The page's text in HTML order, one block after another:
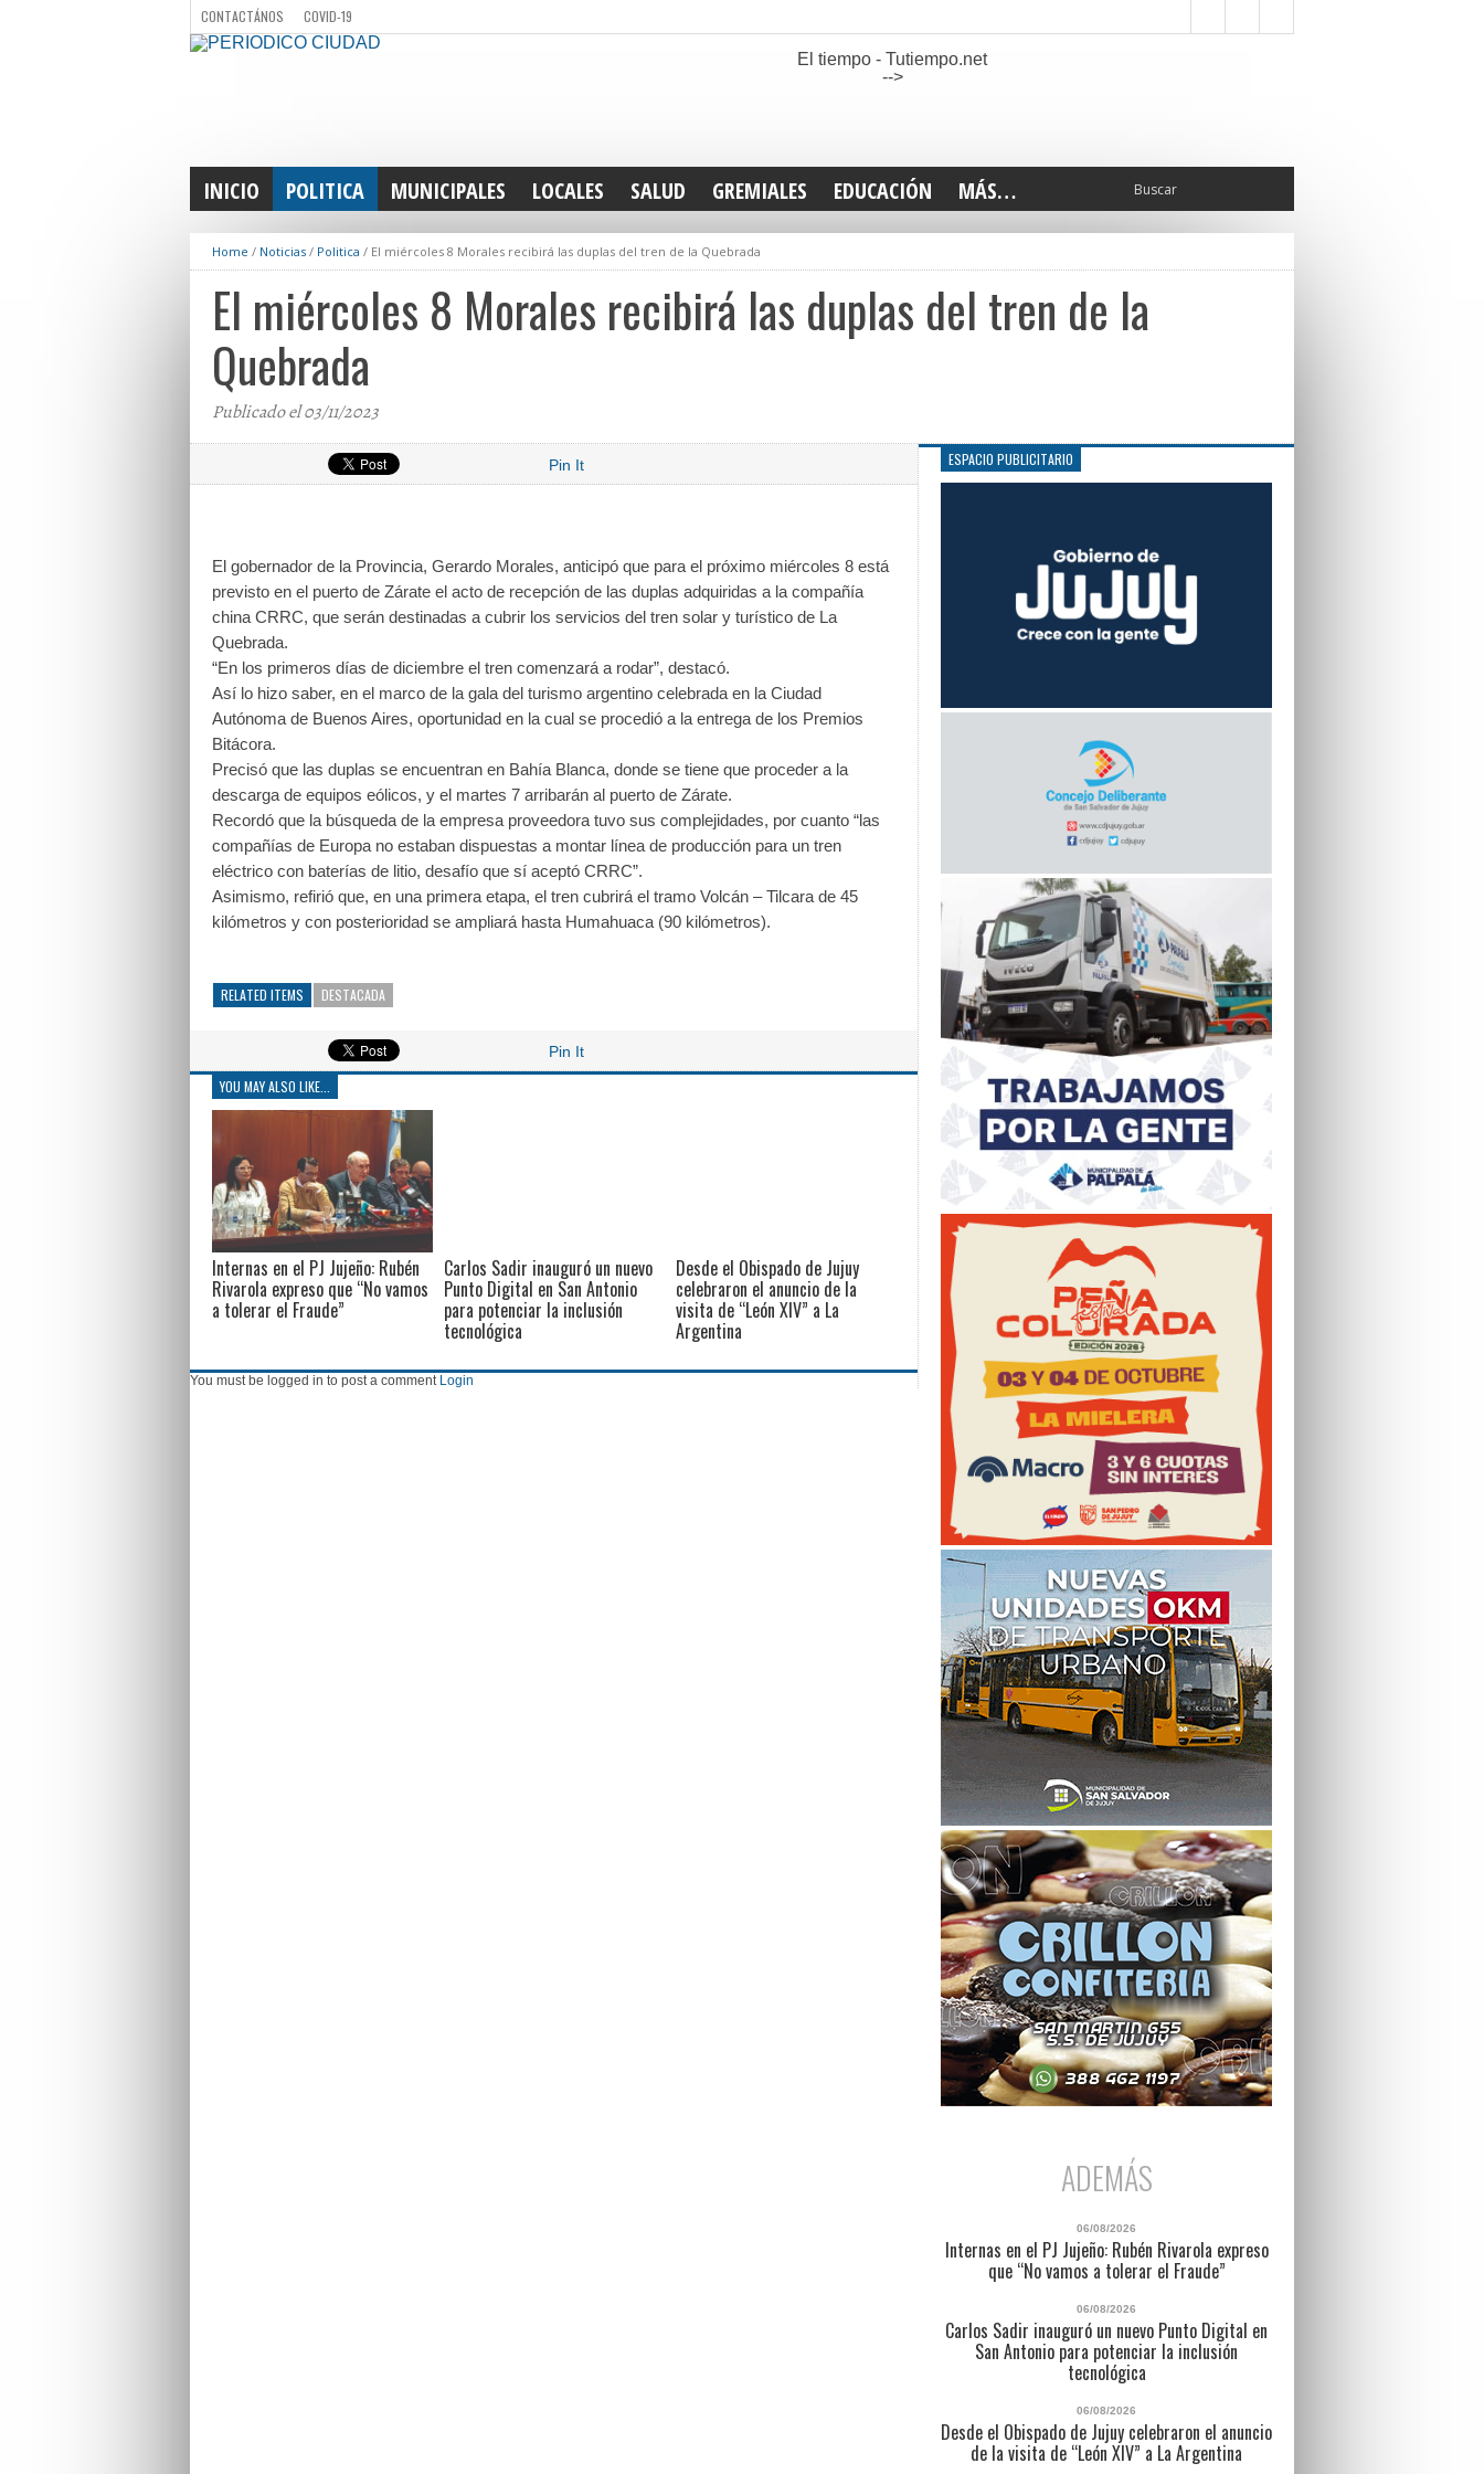
CONTACTÁNOS COVID-19
El tiempo - Tutiempo.net
-->
INICIO POLITICA MUNICIPALES LOCALES SALUD GREMIALES EDUCACIÓN MÁS…
INTERIOR
DEPORTES
ELECCIONES 2025
LEGISLATIVO
Home / Noticias / Politica / El miércoles 8 Morales recibirá las duplas del tren de la Quebrada
El miércoles 8 Morales recibirá las duplas del tren de la
Quebrada
Publicado el 03/11/2023
Pin It
El gobernador de la Provincia, Gerardo Morales, anticipó que para el próximo miércoles 8 está
previsto en el puerto de Zárate el acto de recepción de las duplas adquiridas a la compañía
china CRRC, que serán destinadas a cubrir los servicios del tren solar y turístico de La
Quebrada.
“En los primeros días de diciembre el tren comenzará a rodar”, destacó.
Así lo hizo saber, en el marco de la gala del turismo argentino celebrada en la Ciudad
Autónoma de Buenos Aires, oportunidad en la cual se procedió a la entrega de los Premios
Bitácora.
Precisó que las duplas se encuentran en Bahía Blanca, donde se tiene que proceder a la
descarga de equipos eólicos, y el martes 7 arribarán al puerto de Zárate.
Recordó que la búsqueda de la empresa proveedora tuvo sus complejidades, por cuanto “las
compañías de Europa no estaban dispuestas a montar línea de producción para un tren
eléctrico con baterías de litio, desafío que sí aceptó CRRC”.
Asimismo, refirió que, en una primera etapa, el tren cubrirá el tramo Volcán – Tilcara de 45
kilómetros y con posterioridad se ampliará hasta Humahuaca (90 kilómetros).
RELATED ITEMS DESTACADA
Pin It
YOU MAY ALSO LIKE...
Internas en el PJ Jujeño: Rubén
Rivarola expreso que “No vamos
a tolerar el Fraude”
Carlos Sadir inauguró un nuevo
Punto Digital en San Antonio
para potenciar la inclusión
tecnológica
Desde el Obispado de Jujuy
celebraron el anuncio de la
visita de “León XIV” a La
Argentina
You must be logged in to post a comment Login
ESPACIO PUBLICITARIO
ADEMÁS
06/08/2026
Internas en el PJ Jujeño: Rubén Rivarola expreso
que “No vamos a tolerar el Fraude”
06/08/2026
Carlos Sadir inauguró un nuevo Punto Digital en
San Antonio para potenciar la inclusión
tecnológica
06/08/2026
Desde el Obispado de Jujuy celebraron el anuncio
de la visita de “León XIV” a La Argentina